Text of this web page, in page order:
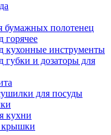
бумажных полотенец
горячее
кухонные инструменты
губки и дозаторы для
для посуды
кухни
крышки